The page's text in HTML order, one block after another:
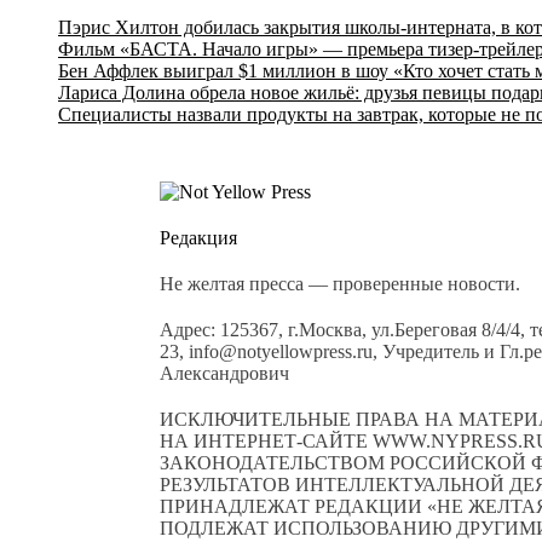
Пэрис Хилтон добилась закрытия школы-интерната, в
Фильм «БАСТА. Начало игры» — премьера тизер-
Бен Аффлек выиграл $1 миллион в шоу «Кто хочет стать
Лариса Долина обрела новое жильё: друзья певицы
Специалисты назвали продукты на завтрак, которые не
Редакция
Не желтая пресса — проверенные новости.
Адрес: 125367, г.Москва, ул.Береговая 8/4/4,
23, info@notyellowpress.ru, Учредитель и
Александрович
ИСКЛЮЧИТЕЛЬНЫЕ ПРАВА НА
НА ИНТЕРНЕТ-САЙТЕ
ЗАКОНОДАТЕЛЬСТВОМ РОССИЙСКОЙ
РЕЗУЛЬТАТОВ ИНТЕЛЛЕКТУАЛЬНОЙ
ПРИНАДЛЕЖАТ РЕДАКЦИИ «НЕ
ПОДЛЕЖАТ ИСПОЛЬЗОВАНИЮ